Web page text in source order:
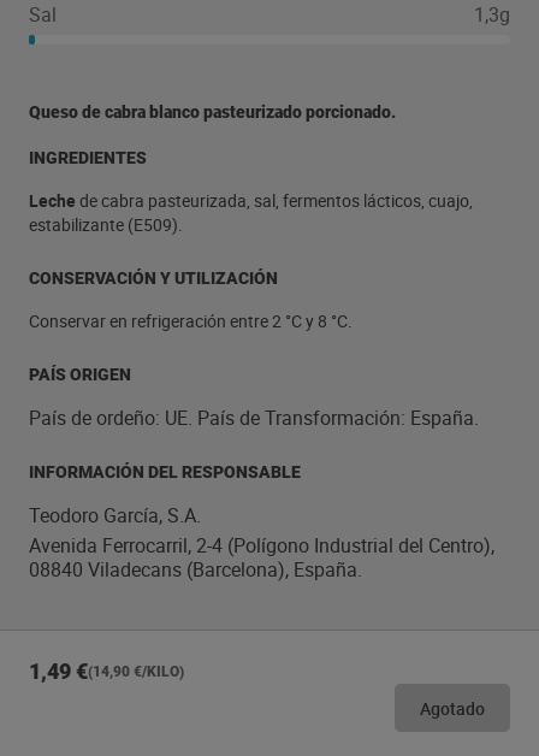
Sal 1,3g
Queso de cabra blanco pasteurizado porcionado.
INGREDIENTES
Leche de cabra pasteurizada, sal, fermentos lácticos, cuajo,
estabilizante (E509).
CONSERVACIÓN Y UTILIZACIÓN
Conservar en refrigeración entre 2 °C y 8 °C.
PAÍS ORIGEN
País de ordeño: UE. País de Transformación: España.
INFORMACIÓN DEL RESPONSABLE
Teodoro García, S.A.
Avenida Ferrocarril, 2-4 (Polígono Industrial del Centro),
08840 Viladecans (Barcelona), España.
1,49 €(14,90 €/KILO)
Agotado